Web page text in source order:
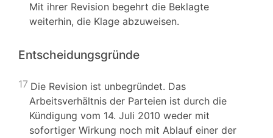
Mit ihrer Revision begehrt die Beklagte
weiterhin, die Klage abzuweisen.
Entscheidungsgründe
17 Die Revision ist unbegründet. Das
Arbeitsverhältnis der Parteien ist durch die
Kündigung vom 14. Juli 2010 weder mit
sofortiger Wirkung noch mit Ablauf einer der